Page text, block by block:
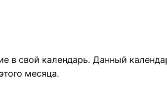
в свой календарь. Данный
месяца.